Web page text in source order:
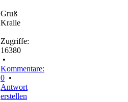
Gruß
Kralle
Zugriffe:
16380
•
Kommentare:
0 •
Antwort
erstellen